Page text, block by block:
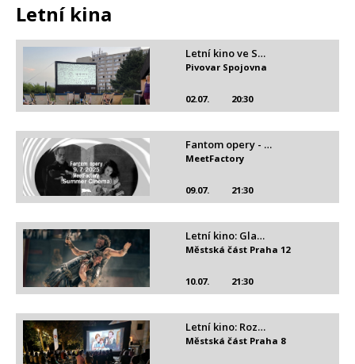
Letní kina
Letní kino ve S…
02.07. 20:30
Pivovar Spojovna
Fantom opery - …
09.07. 21:30
MeetFactory
Letní kino: Gla…
10.07. 21:30
Městská část Praha 12
Letní kino: Roz…
Městská část Praha 8